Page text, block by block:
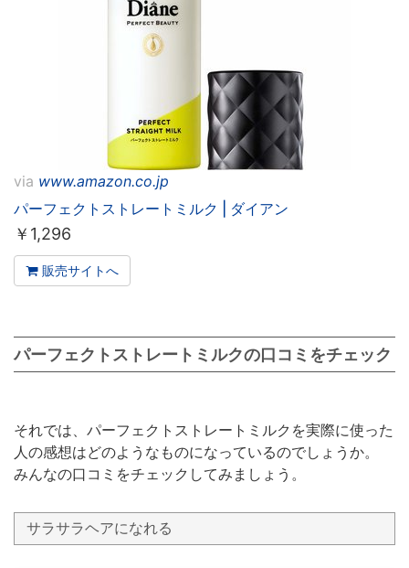
via www.amazon.co.jp
パーフェクトストレートミルク | ダイアン
￥ 1,296
販売サイトへ
パーフェクトストレートミルクの口コミをチェック
それでは、パーフェクトストレートミルクを実際に使った
人の感想はどのようなものになっているのでしょうか。
みんなの口コミをチェックしてみましょう。
サラサラヘアになれる